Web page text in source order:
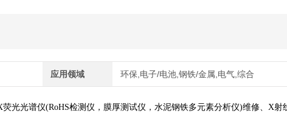
应用领域 环保,电子/电池,钢铁/金属,电气,综合
光光谱仪(RoHS检测仪，膜厚测试仪，水泥钢铁多元素分析仪)维修、X射